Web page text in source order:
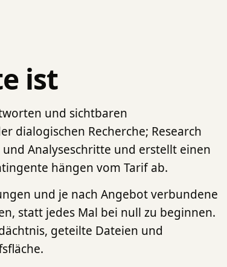
ist
und sichtbaren
dialogischen Recherche; Research
Analyseschritte und erstellt einen
hängen vom Tarif ab.
und je nach Angebot verbundene
statt jedes Mal bei null zu beginnen.
geteilte Dateien und